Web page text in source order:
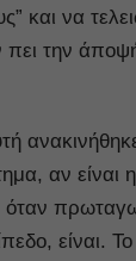
και να
πει την
αν είναι
είναι.